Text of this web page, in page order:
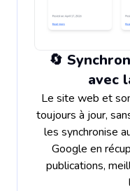
🔄
avec
Le site web et
toujours à jour,
les synchronise
Google en
publications,